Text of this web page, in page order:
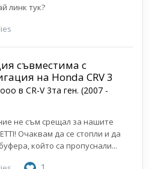
линк тук?
съвместима с
на Honda CRV 3
в CR-V 3та ген. (2007 -
не съм срещал за нашите
Очаквам да се стопли и да
който са пропуснали...